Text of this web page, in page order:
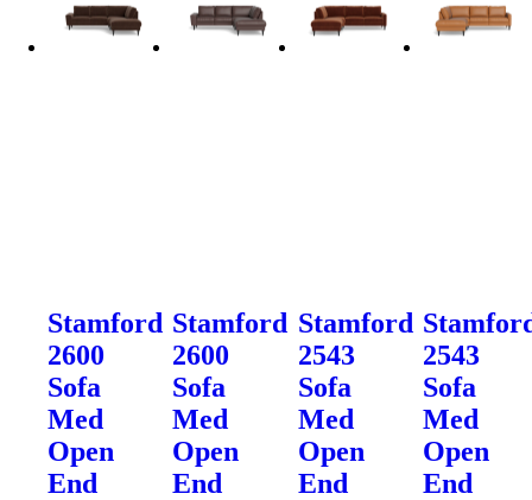
Stamford
2600
Sofa
Med
Open
End
Stamford
2600
Sofa
Med
Open
End
Stamford
2543
Sofa
Med
Open
End
2543
Sofa
Med
Open
End